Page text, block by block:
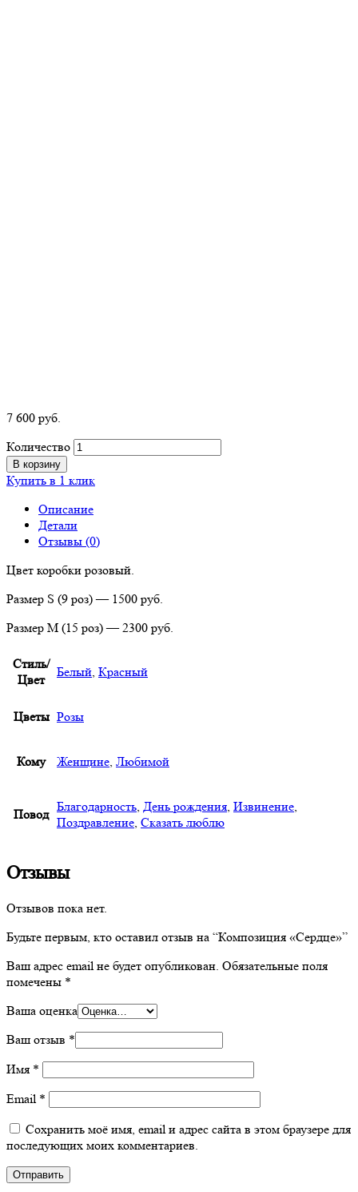
7 600 руб.
Количество
В корзину
Купить в 1 клик
Описание
Детали
Отзывы (0)
Цвет коробки розовый.
Размер S (9 роз) — 1500 руб.
Размер М (15 роз) — 2300 руб.
Стиль/
Цвет
Белый, Красный
Цветы Розы
Кому Женщине, Любимой
Повод
Благодарность, День рождения, Извинение,
Поздравление, Сказать люблю
Отзывы
Отзывов пока нет.
Будьте первым, кто оставил отзыв на “Композиция «Сердце»”
Ваш адрес email не будет опубликован. Обязательные поля
помечены *
Ваша оценка
Ваш отзыв *
Имя *
Email *
Сохранить моё имя, email и адрес сайта в этом браузере для
последующих моих комментариев.